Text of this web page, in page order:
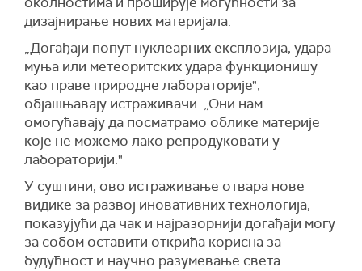
дизајнирање нових материјала.
„Догађаји попут нуклеарних експлозија, удара
муња или метеоритских удара функционишу
као праве природне лабораторије",
објашњавају истраживачи. „Они нам
омогућавају да посматрамо облике материје
које не можемо лако репродуковати у
лабораторији."
У суштини, ово истраживање отвара нове
видике за развој иновативних технологија,
показујући да чак и најразорнији догађаји могу
за собом оставити открића корисна за
будућност и научно разумевање света.